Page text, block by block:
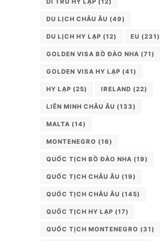
DU LỊCH CHÂU ÂU (49)
DU LỊCH HY LẠP (12) EU (231)
GOLDEN VISA BỒ ĐÀO NHA (71)
GOLDEN VISA HY LẠP (41)
HY LẠP (25) IRELAND (22)
LIÊN MINH CHÂU ÂU (133)
MALTA (14)
MONTENEGRO (16)
QUỐC TỊCH BỒ ĐÀO NHA (19)
QUỐC TỊCH CHÂU ÂU (19)
QUỐC TỊCH CHÂU ÂU (145)
QUỐC TỊCH HY LẠP (17)
QUỐC TỊCH MONTENEGRO (31)